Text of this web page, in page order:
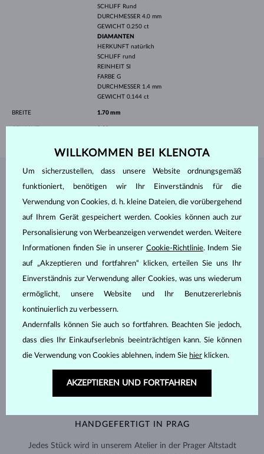
SCHLIFF Rund
DURCHMESSER 4.0 mm
GEWICHT 0.250 ct
DIAMANTEN
HERKUNFT natürlich
SCHLIFF rund
REINHEIT SI
FARBE G
DURCHMESSER 1.4 mm
GEWICHT 0.144 ct
BREITE 1.70 mm
SCHMUCK AUS DEMKLENOTA ATELIER
HANDGEFERTIGT IN PRAG
Jedes Stück wird in unserem Atelier in der Prager Altstadt
WILLKOMMEN BEI KLENOTA
Um sicherzustellen, dass unsere Website ordnungsgemäß
funktioniert, benötigen wir Ihr Einverständnis für die
Verwendung von Cookies, d. h. kleine Dateien, die vorübergehend
auf Ihrem Gerät gespeichert werden. Cookies können auch zur
Personalisierung von Werbeanzeigen verwendet werden. Weitere
Informationen finden Sie in unserer Cookie-Richtlinie. Indem Sie
auf „Akzeptieren und fortfahren“ klicken, erteilen Sie uns Ihr
Einverständnis zur Verwendung aller Cookies, was uns wiederum
ermöglicht, unsere Website und Ihr Benutzererlebnis
kontinuierlich zu verbessern.
Andernfalls können Sie auch so fortfahren. Beachten Sie jedoch,
dass dies Ihr Einkaufserlebnis beeinträchtigen kann. Sie können
die Verwendung von Cookies ablehnen, indem Sie hier klicken.
AKZEPTIEREN UND FORTFAHREN